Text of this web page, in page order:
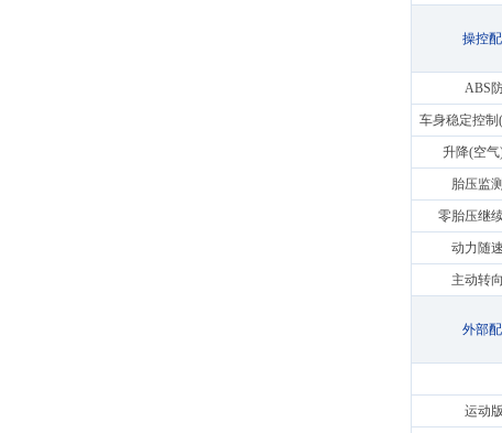
操控配
ABS
车身稳定控制
升降(空
胎压监
零胎压继
动力随
主动转
外部配
运动